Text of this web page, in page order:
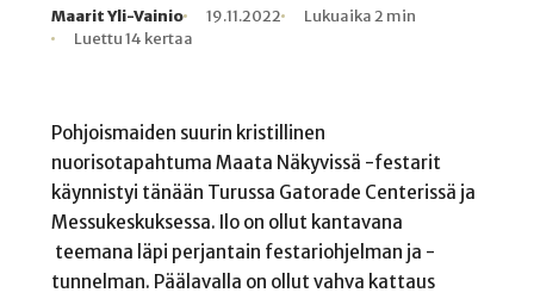
Kirjoittaja
Maarit Yli-Vainio
Julkaistu
19.11.2022
Lukuaika
Lukuaika 2 min
Lukukertoja
Luettu 14 kertaa
Pohjoismaiden suurin kristillinen
nuorisotapahtuma Maata Näkyvissä -festarit
käynnistyi tänään Turussa Gatorade Centerissä ja
Messukeskuksessa. Ilo on ollut kantavana
teemana läpi perjantain festariohjelman ja -
tunnelman. Päälavalla on ollut vahva kattaus